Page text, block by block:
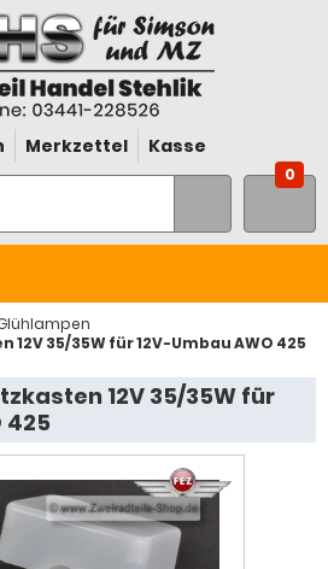
Merkzettel Kasse
0
35/35W für 12V-Umbau AWO 425
12V 35/35W für
425